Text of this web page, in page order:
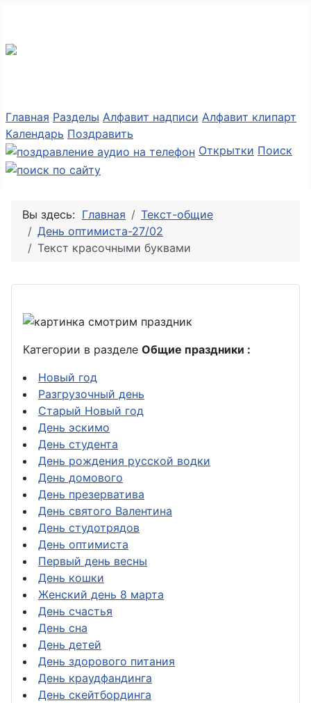
Главная Разделы Алфавит надписи Алфавит клипарт
Календарь Поздравить
Открытки Поиск
Вы здесь: Главная
Текст-общие
День оптимиста-27/02
Текст красочными буквами
Категории в разделе Общие праздники :
Новый год
Разгрузочный день
Старый Новый год
День эскимо
День студента
День рождения русской водки
День домового
День презерватива
День святого Валентина
День студотрядов
День оптимиста
Первый день весны
День кошки
Женский день 8 марта
День счастья
День сна
День детей
День здорового питания
День краудфандинга
День скейтбординга